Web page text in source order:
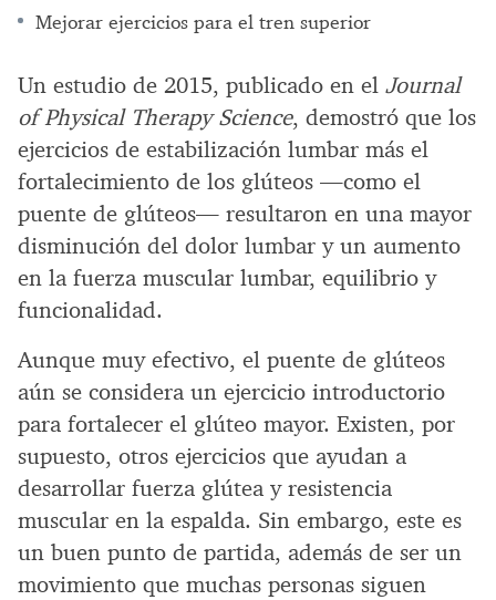
Mejorar ejercicios para el tren superior
Un estudio de 2015, publicado en el Journal
of Physical Therapy Science, demostró que los
ejercicios de estabilización lumbar más el
fortalecimiento de los glúteos —como el
puente de glúteos— resultaron en una mayor
disminución del dolor lumbar y un aumento
en la fuerza muscular lumbar, equilibrio y
funcionalidad.
Aunque muy efectivo, el puente de glúteos
aún se considera un ejercicio introductorio
para fortalecer el glúteo mayor. Existen, por
supuesto, otros ejercicios que ayudan a
desarrollar fuerza glútea y resistencia
muscular en la espalda. Sin embargo, este es
un buen punto de partida, además de ser un
movimiento que muchas personas siguen